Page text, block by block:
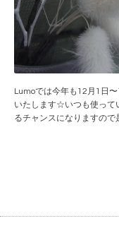
Lumoでは今年も12月1日
いたします☆いつも使って
るチャンスになりますの